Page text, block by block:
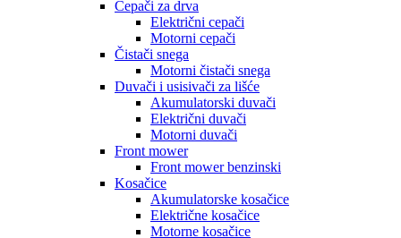
Cepači za drva
Električni cepači
Motorni cepači
Čistači snega
Motorni čistači snega
Duvači i usisivači za lišće
Akumulatorski duvači
Električni duvači
Motorni duvači
Front mower
Front mower benzinski
Kosačice
Akumulatorske kosačice
Električne kosačice
Motorne kosačice